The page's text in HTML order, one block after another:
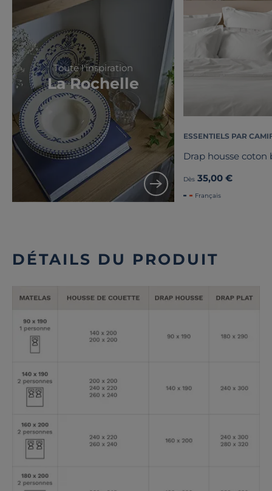
Toute l'inspiration
La Rochelle
ESSENTIELS PAR
Drap housse coton
Dès 35,00 €
Français
DÉTAILS DU PRODUIT